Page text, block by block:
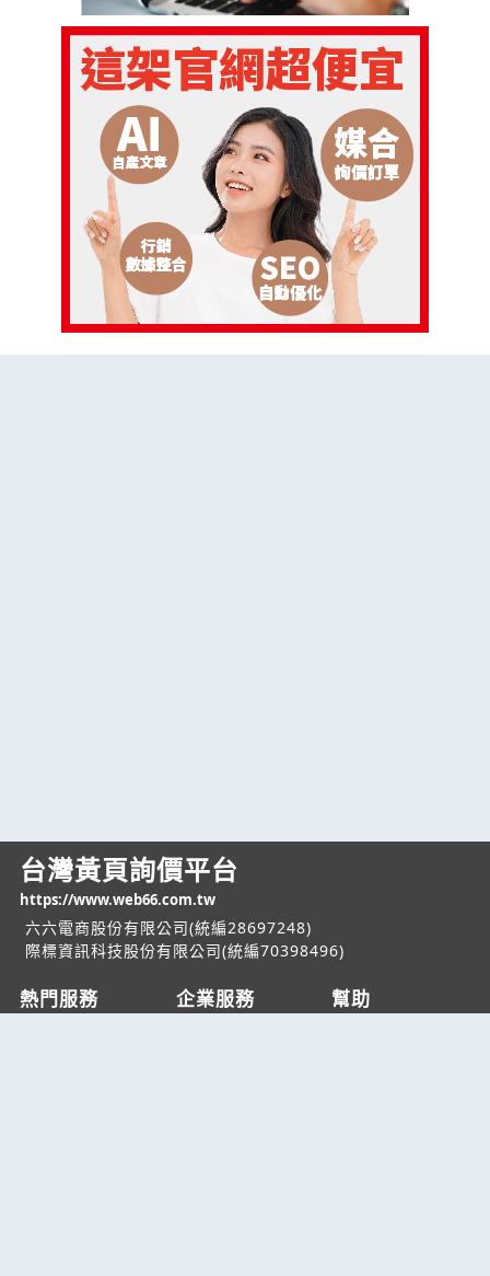
台灣黃頁詢價平台
https://www.web66.com.tw
六六電商股份有限公司(統編28697248)
際標資訊科技股份有限公司(統編70398496)
熱門服務 企業服務 幫助